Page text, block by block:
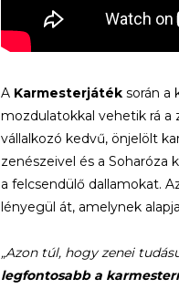
AKarmesterjátéksorán a
mozdulatokkal vehetik rá a
vállalkozó kedvű, önjelölt
zenészeivel és a Soharóza
a felcsendülő dallamokat.
lényegül át, amelynek
„Azon túl, hogy zenei
legfontosabb a